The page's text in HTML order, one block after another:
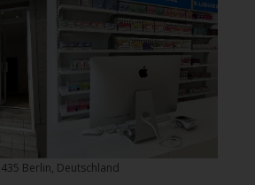
Berlin, Deutschland